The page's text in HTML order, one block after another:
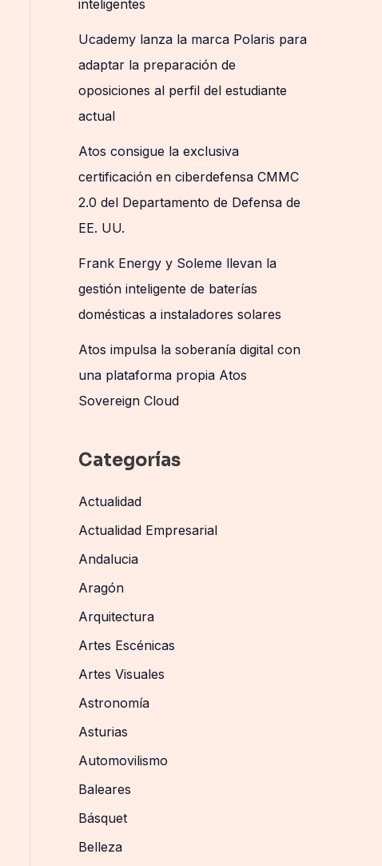
inteligentes
Ucademy lanza la marca Polaris para
adaptar la preparación de
oposiciones al perfil del estudiante
actual
Atos consigue la exclusiva
certificación en ciberdefensa CMMC
2.0 del Departamento de Defensa de
EE. UU.
Frank Energy y Soleme llevan la
gestión inteligente de baterías
domésticas a instaladores solares
Atos impulsa la soberanía digital con
una plataforma propia Atos
Sovereign Cloud
Categorías
Actualidad
Actualidad Empresarial
Andalucia
Aragón
Arquitectura
Artes Escénicas
Artes Visuales
Astronomía
Asturias
Automovilismo
Baleares
Básquet
Belleza